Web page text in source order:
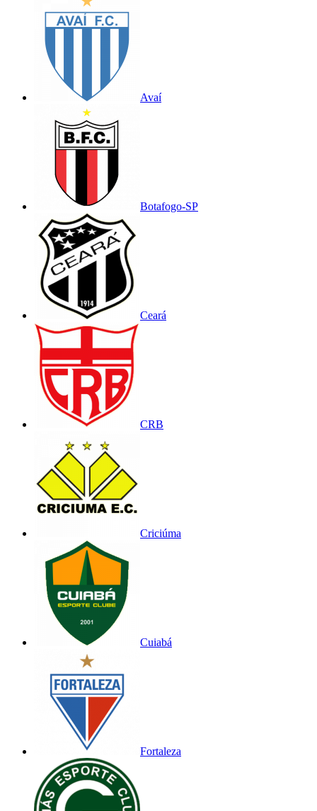
Avaí
Botafogo-SP
Ceará
CRB
Criciúma
Cuiabá
Fortaleza